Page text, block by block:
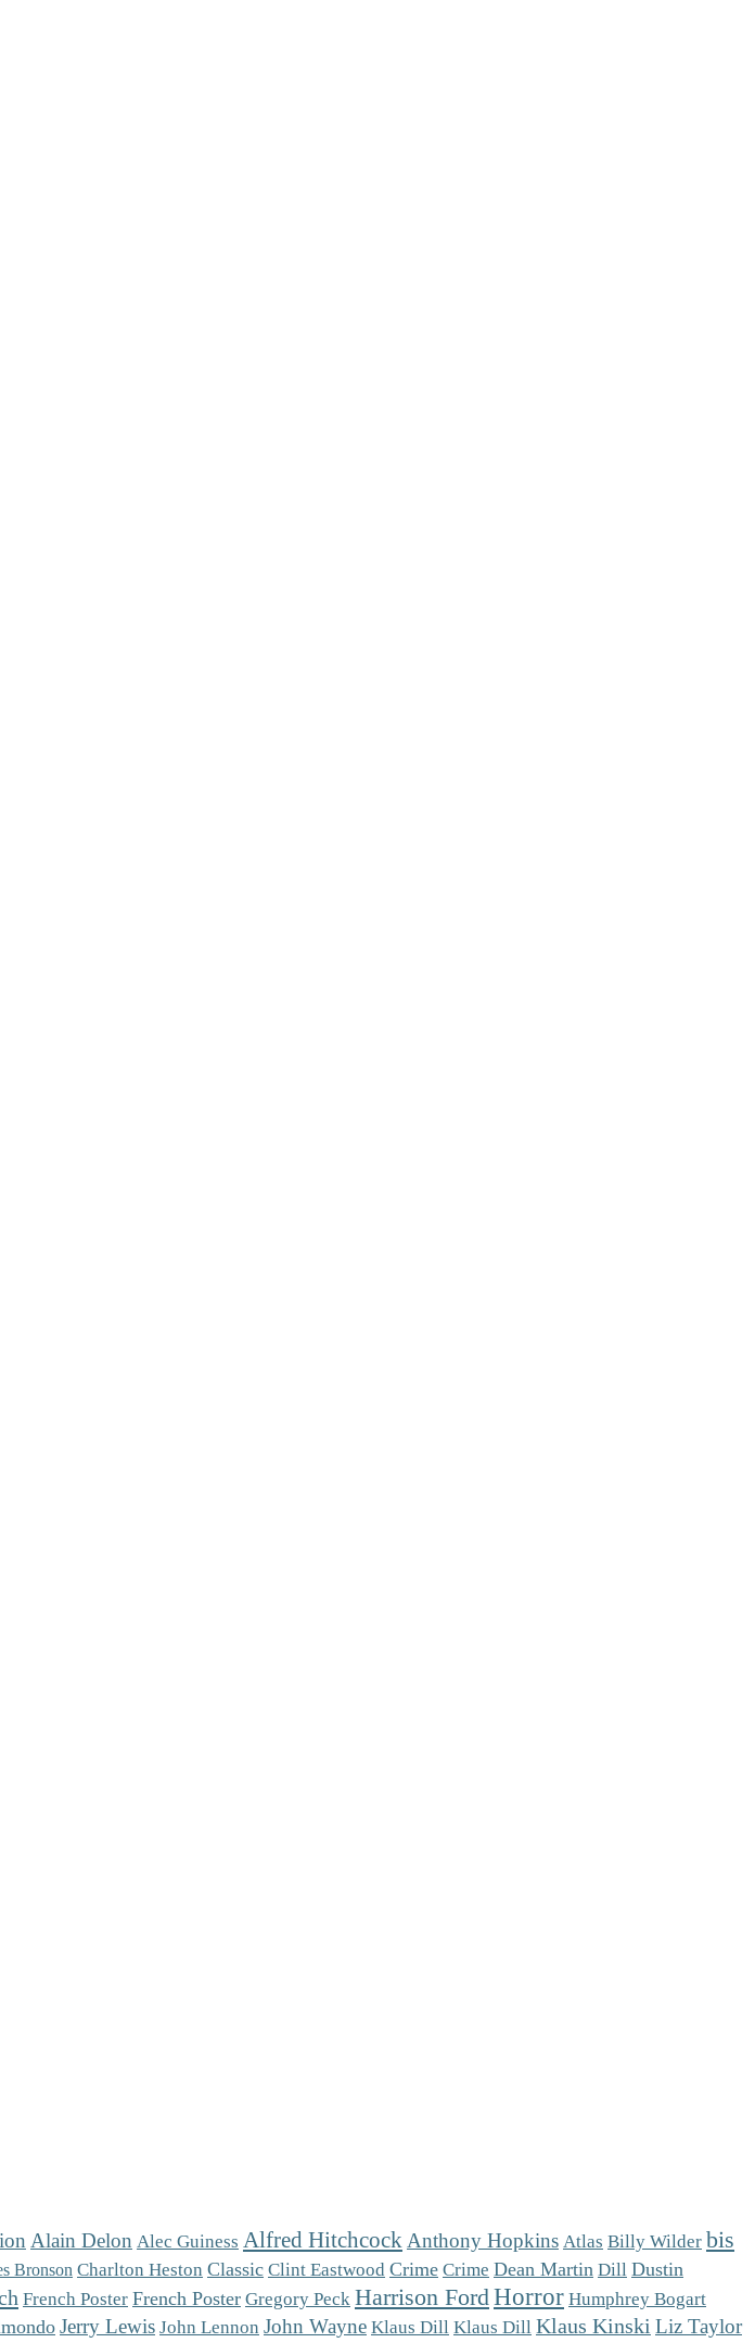
Alain Delon Alec Guiness Alfred Hitchcock Anthony Hopkins Atlas Billy Wilder bis
Bronson Charlton Heston Classic Clint Eastwood Crime Crime Dean Martin Dill Dustin
French Poster French Poster Gregory Peck Harrison Ford Horror Humphrey Bogart
Jerry Lewis John Lennon John Wayne Klaus Dill Klaus Dill Klaus Kinski Liz Taylor